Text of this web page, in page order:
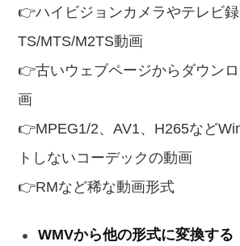
👉ハイビジョンカメラやテレビ
TS/MTS/M2TS動画
👉古いウェブページからダウン
画
👉MPEG1/2、AV1、H265など
トしないコーデックの動画
👉RMなど稀な動画形式
WMVから他の形式に変換する